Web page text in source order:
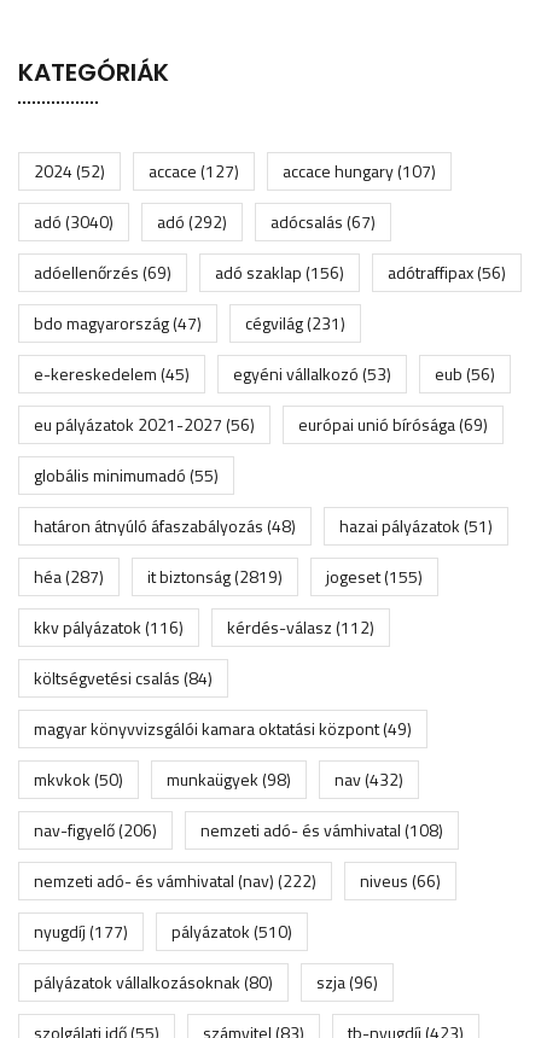
KATEGÓRIÁK
2024(52) accace(127) accace hungary(107)
adó(3040) adó(292) adócsalás(67)
adóellenőrzés(69) adó szaklap(156) adótraffipax(56)
bdo magyarország(47) cégvilág(231)
e-kereskedelem(45) egyéni vállalkozó(53) eub(56)
eu pályázatok 2021-2027(56) európai unió bírósága(69)
globális minimumadó(55)
határon átnyúló áfaszabályozás(48) hazai pályázatok(51)
héa(287) it biztonság(2819) jogeset(155)
kkv pályázatok(116) kérdés-válasz(112)
költségvetési csalás(84)
magyar könyvvizsgálói kamara oktatási központ(49)
mkvkok(50) munkaügyek(98) nav(432)
nav-figyelő(206) nemzeti adó- és vámhivatal(108)
nemzeti adó- és vámhivatal (nav)(222) niveus(66)
nyugdíj(177) pályázatok(510)
pályázatok vállalkozásoknak(80) szja(96)
szolgálati idő(55) számvitel(83) tb-nyugdíj(423)